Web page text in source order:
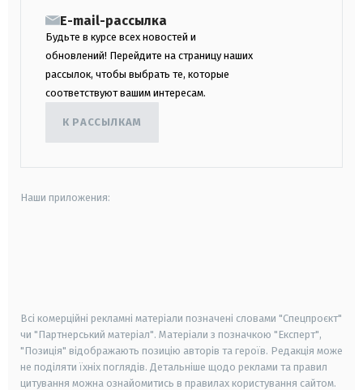
E-mail-рассылка
Будьте в курсе всех новостей и
обновлений! Перейдите на страницу наших
рассылок, чтобы выбрать те, которые
соответствуют вашим интересам.
К РАССЫЛКАМ
Наши приложения:
Всі комерційні рекламні матеріали позначені словами "Спецпроєкт"
чи "Партнерський матеріал". Матеріали з позначкою "Експерт",
"Позиція" відображають позицію авторів та героїв. Редакція може
не поділяти їхніх поглядів. Детальніше щодо реклами та правил
цитування можна ознайомитись в правилах користування сайтом.